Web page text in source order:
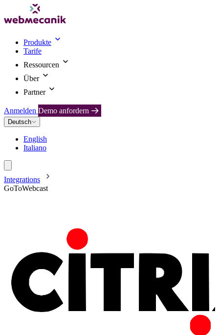
Produkte
Tarife
Ressourcen
Über
Partner
Anmelden Demo anfordern
Deutsch
English
Italiano
Integrations
GoToWebcast